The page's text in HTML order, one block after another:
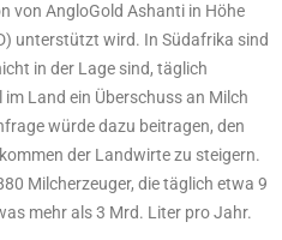
von AngloGold Ashanti in Höhe
unterstützt wird. In Südafrika sind
in der Lage sind, täglich
Land ein Überschuss an Milch
würde dazu beitragen, den
der Landwirte zu steigern.
Milcherzeuger, die täglich etwa 9
mehr als 3 Mrd. Liter pro Jahr.